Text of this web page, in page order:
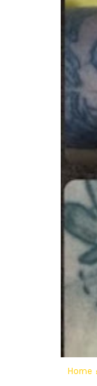
Home